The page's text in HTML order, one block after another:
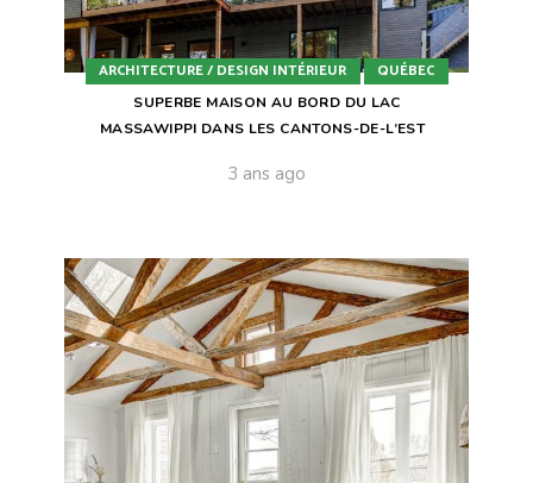
ARCHITECTURE / DESIGN INTÉRIEUR QUÉBEC
SUPERBE MAISON AU BORD DU LAC
MASSAWIPPI DANS LES CANTONS-DE-L’EST
3 ans ago